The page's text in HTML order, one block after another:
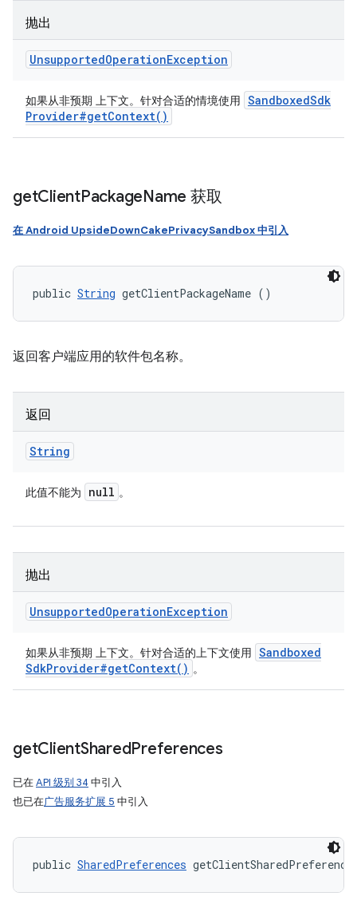
抛出
UnsupportedOperationException
如果从非预期 上下文。针对合适的情境使用 SandboxedSdk
Provider#getContext( )
getClientPackageName 获取
在 Android UpsideDownCakePrivacySandbox 中引入
public String getClientPackageName ()
返回客户端应用的软件包名称。
返回
String
此值不能为 null 。
抛出
UnsupportedOperationException
如果从非预期 上下文。针对合适的上下文使用 Sandboxed
SdkProvider#getContext( ) 。
getClientSharedPreferences
已在API 级别 34 中引入
也已在广告服务扩展 5 中引入
public SharedPreferences